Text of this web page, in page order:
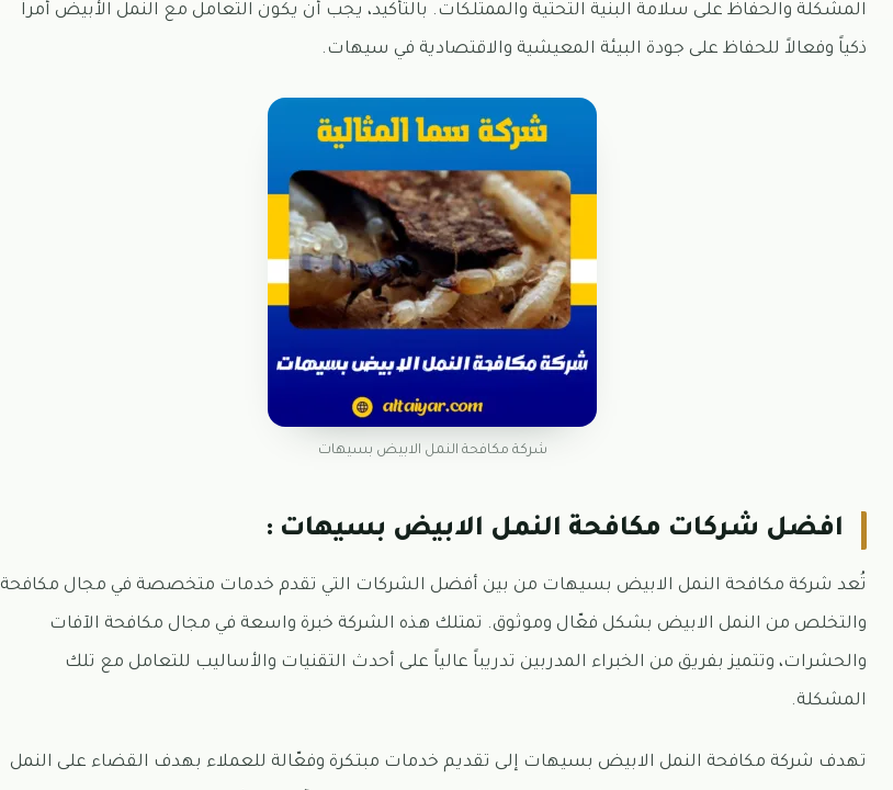
المشكلة والحفاظ على سلامة البنية التحتية والممتلكات. بالتأكيد، يجب أن يكون التعامل مع النمل الأبيض أمراً
ذكياً وفعالاً للحفاظ على جودة البيئة المعيشية والاقتصادية في سيهات.
شركة مكافحة النمل الابيض بسيهات
افضل شركات مكافحة النمل الابيض بسيهات :
تُعد شركة مكافحة النمل الابيض بسيهات من بين أفضل الشركات التي تقدم خدمات متخصصة في مجال مكافحة
والتخلص من النمل الابيض بشكل فعّال وموثوق. تمتلك هذه الشركة خبرة واسعة في مجال مكافحة الآفات
والحشرات، وتتميز بفريق من الخبراء المدربين تدريباً عالياً على أحدث التقنيات والأساليب للتعامل مع تلك
المشكلة.
تهدف شركة مكافحة النمل الابيض بسيهات إلى تقديم خدمات مبتكرة وفعّالة للعملاء بهدف القضاء على النمل